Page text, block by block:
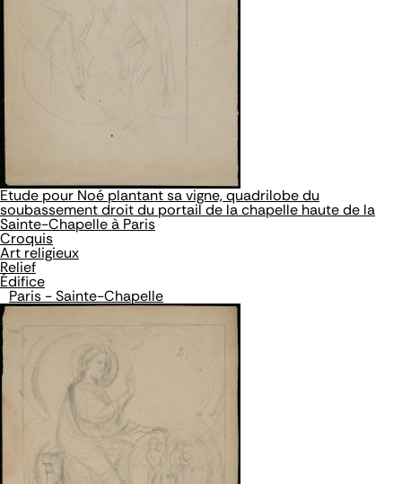
Etude pour Noé plantant sa vigne, quadrilobe du
soubassement droit du portail de la chapelle haute de la
Sainte-Chapelle à Paris
Croquis
Art religieux
Relief
Édifice
Paris - Sainte-Chapelle